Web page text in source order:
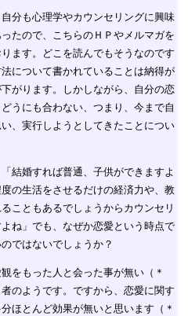
分も心理学やカウンセリングに興味
たので、こちらのＨＰやメルマガを
ます。どこを読んでもそうなのです
について書かれていることは納得が
がります。しかしながら、自分の恋
うにも合わない、つまり、今まで自
、実行しようとしてきたことについ
結婚すれば普通、子供ができますよ
の生活をさせるだけの経済力や、教
こともあるでしょうからカウンセリ
ね」でも、なぜか恋愛という時点で
ではないでしょうか？
をもった人と会った事が無い（＊
のようです。ですから、恋愛に関す
ほとんど効果が無いと思います（＊